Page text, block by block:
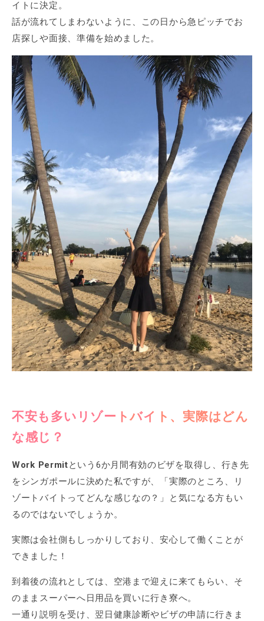
イトに決定。
話が流れてしまわないように、この日から急ピッチでお
店探しや面接、準備を始めました。
不安も多いリゾートバイト、実際はどん
な感じ？
Work Permitという6か月間有効のビザを取得し、行き先
をシンガポールに決めた私ですが、「実際のところ、リ
ゾートバイトってどんな感じなの？」と気になる方もい
るのではないでしょうか。
実際は会社側もしっかりしており、安心して働くことが
できました！
到着後の流れとしては、空港まで迎えに来てもらい、そ
のままスーパーへ日用品を買いに行き寮へ。
一通り説明を受け、翌日健康診断やビザの申請に行きま